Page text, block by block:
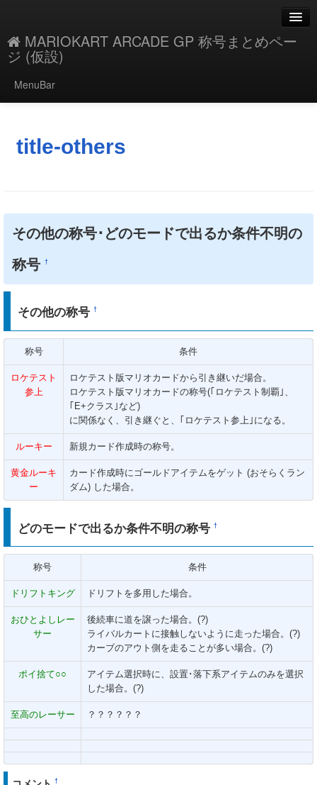
MARIOKART ARCADE GP 称号まとめペー
ジ (仮設)
MenuBar
添付
最終更新
一覧
単語検索
title-others
その他の称号･どのモードで出るか条件不明の
称号†
その他の称号†
称号 条件
ロケテスト
参上
ロケテスト版マリオカードから引き継いだ場合。
ロケテスト版マリオカードの称号(｢ロケテスト制覇｣、
｢E+クラス｣など)
に関係なく、引き継ぐと、｢ロケテスト参上｣になる。
ルーキー 新規カード作成時の称号。
黄金ルーキ
ー
カード作成時にゴールドアイテムをゲット (おそらくラン
ダム) した場合。
どのモードで出るか条件不明の称号†
称号 条件
ドリフトキング ドリフトを多用した場合。
おひとよしレー
サー
後続車に道を譲った場合。(?)
ライバルカートに接触しないように走った場合。(?)
カーブのアウト側を走ることが多い場合。(?)
ポイ捨て○○
アイテム選択時に、設置･落下系アイテムのみを選択
した場合。(?)
至高のレーサー ？？？？？？
†